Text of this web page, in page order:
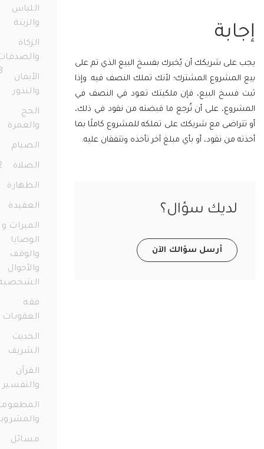
شريكك أن يُخبرك بفسخ البيع الذي تم على
المشترك؛ لأنك تملك النصف فيه. وإذا
البيع، فإن ملكيتك تعود في النصف في
على أن تُرجع ما قبضته من نقود في ذلك،
مع شريكك على تملكه للمشروع كاملًا بما
من نقود، أو بأي مبلغ آخر تأخذه وتتفقان عليه.
سؤال؟
أرسل سؤالك الآن
72
والصدقات
158
68
والعمرة
23
91
172
الطهارة 98
العقيدة 38
الميراث و
والوقف
والأحوال
الشخصية
العقوبات
11
الشريف
12
والتفسير 56
المطعومات
والمشروبات
21
مسائل